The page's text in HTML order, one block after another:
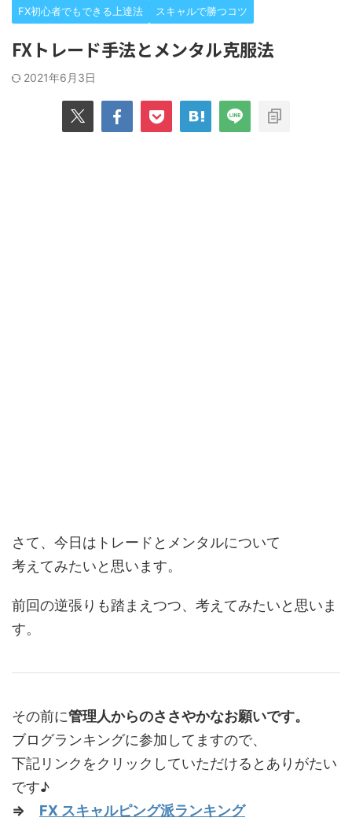
FX初心者でもできる上達法 スキャルで勝つコツ
FXトレード手法とメンタル克服法
2021年6月3日
さて、今日はトレードとメンタルについて
考えてみたいと思います。
前回の逆張りも踏まえつつ、考えてみたいと思いま
す。
その前に管理人からのささやかなお願いです。
ブログランキングに参加してますので、
下記リンクをクリックしていただけるとありがたい
です♪
⇒ FX スキャルピング派ランキング